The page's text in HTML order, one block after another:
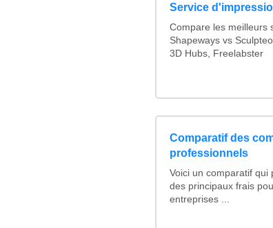
Service
Compare les meilleurs
Shapeways vs
3D Hubs, Freelabster
Comparatif des
professionnels
Voici un comparatif qui
des principaux frais
entreprises ...